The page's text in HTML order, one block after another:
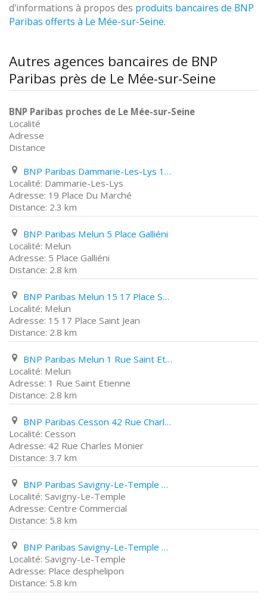
d'informations à propos des produits bancaires de BNP
Paribas offerts à Le Mée-sur-Seine.
Autres agences bancaires de BNP
Paribas près de Le Mée-sur-Seine
BNP Paribas proches de Le Mée-sur-Seine
Localité
Adresse
Distance
BNP Paribas Dammarie-Les-Lys 19 Place Du Marché
Dammarie-Les-Lys
19 Place Du Marché
2.3 km
BNP Paribas Melun 5 Place Galliéni
Melun
5 Place Galliéni
2.8 km
BNP Paribas Melun 15 17 Place Saint Jean
Melun
15 17 Place Saint Jean
2.8 km
BNP Paribas Melun 1 Rue Saint Etienne
Melun
1 Rue Saint Etienne
2.8 km
BNP Paribas Cesson 42 Rue Charles Monier
Cesson
42 Rue Charles Monier
3.7 km
BNP Paribas Savigny-Le-Temple Centre Commercial
Savigny-Le-Temple
Centre Commercial
5.8 km
BNP Paribas Savigny-Le-Temple Place desphelipon
Savigny-Le-Temple
Place desphelipon
5.8 km